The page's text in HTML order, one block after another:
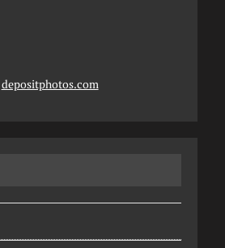
depositphotos.com